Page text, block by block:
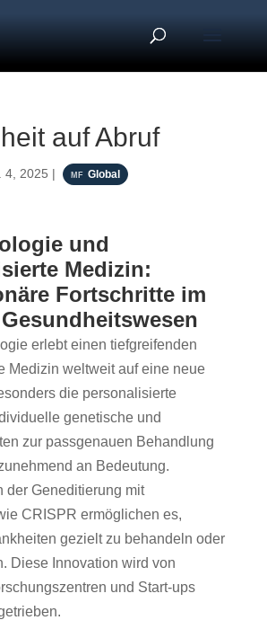
auf Abruf
4, 2025 | Global
und
Medizin:
Fortschritte im
erlebt einen tiefgreifenden
Medizin weltweit auf eine neue
die personalisierte
genetische und
zur passgenauen Behandlung
an Bedeutung.
der Geneditierung mit
CRISPR ermöglichen es,
gezielt zu behandeln oder
Diese Innovation wird von
und Start-ups